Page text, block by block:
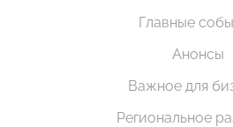
Главные
Анонсы
Важное для
Региональное